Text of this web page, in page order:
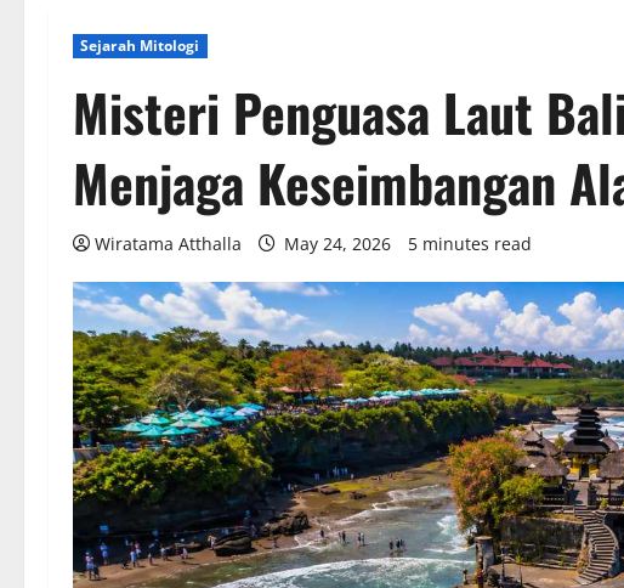
Sejarah Mitologi
Misteri Penguasa Laut
Menjaga Keseimbangan
Wiratama Atthalla May 24, 2026 5 minutes read